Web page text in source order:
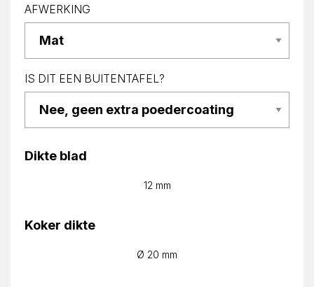
AFWERKING
IS DIT EEN BUITENTAFEL?
Dikte blad
12 mm
Koker dikte
Ø 20 mm